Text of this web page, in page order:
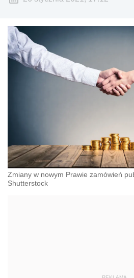
Zmiany w nowym Prawie zamówień
Shutterstock